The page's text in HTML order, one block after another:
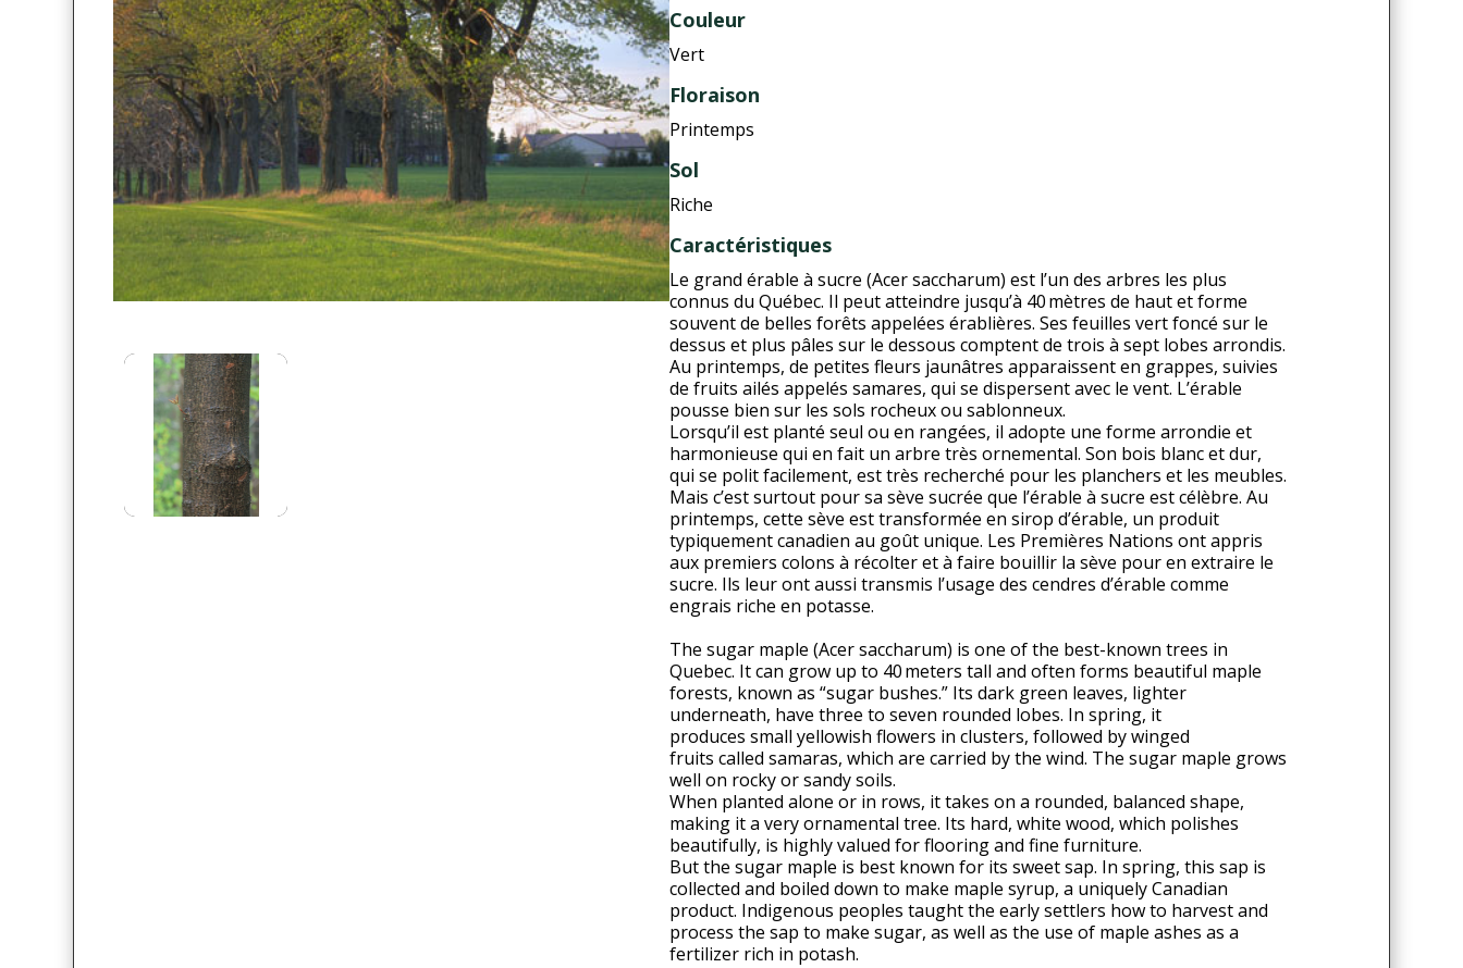
Couleur
Vert
Floraison
Printemps
Sol
Riche
Caractéristiques
Le grand érable à sucre (Acer saccharum) est l’un des arbres les plus
connus du Québec. Il peut atteindre jusqu’à 40 mètres de haut et forme
souvent de belles forêts appelées érablières. Ses feuilles vert foncé sur le
dessus et plus pâles sur le dessous comptent de trois à sept lobes arrondis.
Au printemps, de petites fleurs jaunâtres apparaissent en grappes, suivies
de fruits ailés appelés samares, qui se dispersent avec le vent. L’érable
pousse bien sur les sols rocheux ou sablonneux.
Lorsqu’il est planté seul ou en rangées, il adopte une forme arrondie et
harmonieuse qui en fait un arbre très ornemental. Son bois blanc et dur,
qui se polit facilement, est très recherché pour les planchers et les meubles.
Mais c’est surtout pour sa sève sucrée que l’érable à sucre est célèbre. Au
printemps, cette sève est transformée en sirop d’érable, un produit
typiquement canadien au goût unique. Les Premières Nations ont appris
aux premiers colons à récolter et à faire bouillir la sève pour en extraire le
sucre. Ils leur ont aussi transmis l’usage des cendres d’érable comme
engrais riche en potasse.
The sugar maple (Acer saccharum) is one of the best-known trees in
Quebec. It can grow up to 40 meters tall and often forms beautiful maple
forests, known as “sugar bushes.” Its dark green leaves, lighter
underneath, have three to seven rounded lobes. In spring, it
produces small yellowish flowers in clusters, followed by winged
fruits called samaras, which are carried by the wind. The sugar maple grows
well on rocky or sandy soils.
When planted alone or in rows, it takes on a rounded, balanced shape,
making it a very ornamental tree. Its hard, white wood, which polishes
beautifully, is highly valued for flooring and fine furniture.
But the sugar maple is best known for its sweet sap. In spring, this sap is
collected and boiled down to make maple syrup, a uniquely Canadian
product. Indigenous peoples taught the early settlers how to harvest and
process the sap to make sugar, as well as the use of maple ashes as a
fertilizer rich in potash.